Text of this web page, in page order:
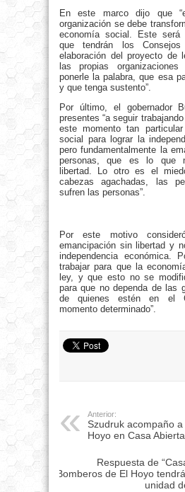
En este marco dijo que
organización se debe
economía social. Este será
que tendrán los
elaboración del proyecto de
las propias
ponerle la palabra, que esa
y que tenga sustento”.
Por último, el gobernador
presentes “a seguir
este momento tan
social para lograr la
pero fundamentalmente la
personas, que es lo que
libertad. Lo otro es el
cabezas agachadas, las
sufren las personas”.
Por este motivo
emancipación sin libertad y
independencia económica.
trabajar para que la
ley, y que esto no se
para que no dependa de las
de quienes estén en el
momento determinado”.
Anterior:
Szudruk acompaño
Hoyo en Casa Abierta
Respuesta de
Bomberos de El Hoyo
unidad